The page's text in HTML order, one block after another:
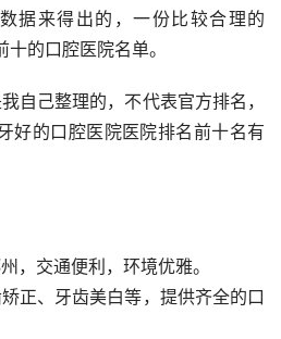
据来得出的，一份比较合理的
的口腔医院名单。
自己整理的，不代表官方排名，
好的口腔医院医院排名前十名有
，交通便利，环境优雅。
正、牙齿美白等，提供齐全的口